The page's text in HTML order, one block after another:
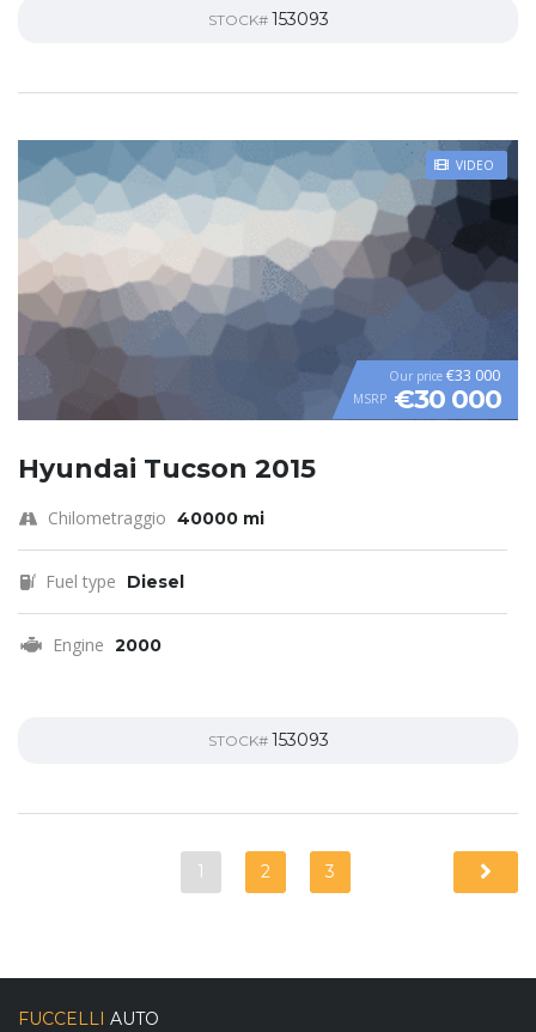
STOCK# 153093
VIDEO
Our price €33 000
MSRP €30 000
Hyundai Tucson 2015
Chilometraggio 40000 mi
Fuel type Diesel
Engine 2000
STOCK# 153093
1 2 3
FUCCELLI AUTO